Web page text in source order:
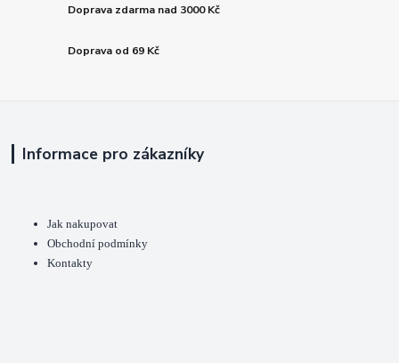
Doprava zdarma nad 3000 Kč
Doprava od 69 Kč
Informace pro zákazníky
Jak nakupovat
Obchodní podmínky
Kontakty